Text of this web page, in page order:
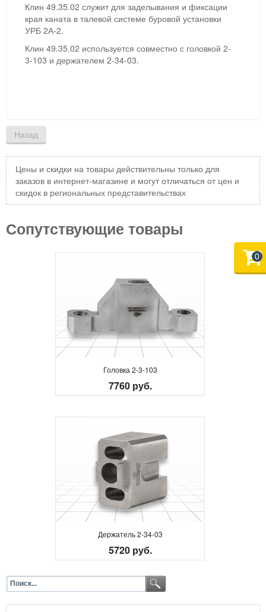
Клин 49.35.02 служит для заделывания и фиксации
края каната в талевой системе буровой установки
УРБ 2А-2.
Клин 49.35.02 используется совместно с головкой 2-
3-103 и держателем 2-34-03.
Цены и скидки на товары действительны только для
заказов в интернет-магазине и могут отличаться от цен и
скидок в региональных представительствах
Сопутствующие товары
Головка 2-3-103
7760 руб.
Держатель 2-34-03
5720 руб.
0